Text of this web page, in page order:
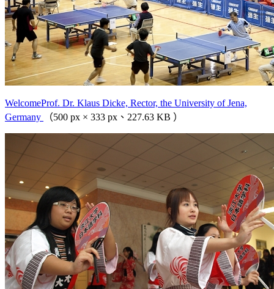
WelcomeProf. Dr. Klaus Dicke, Rector, the University of Jena,
Germany
（500 px × 333 px、227.63 KB ）